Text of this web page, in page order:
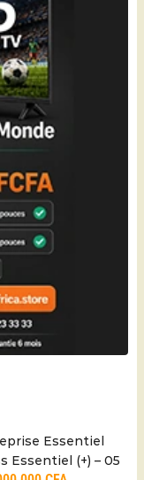
Essentiel
Essentiel (+) – 05